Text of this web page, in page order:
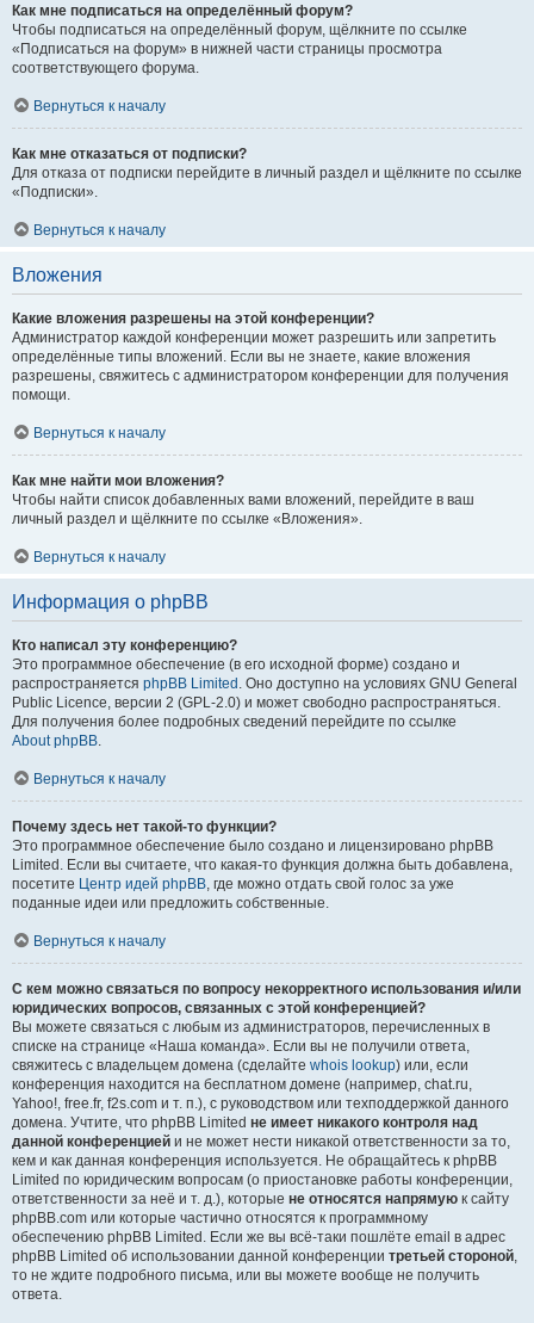
Как мне подписаться на определённый форум?
Чтобы подписаться на определённый форум, щёлкните по ссылке
«Подписаться на форум» в нижней части страницы просмотра
соответствующего форума.
Вернуться к началу
Как мне отказаться от подписки?
Для отказа от подписки перейдите в личный раздел и щёлкните по ссылке
«Подписки».
Вернуться к началу
Вложения
Какие вложения разрешены на этой конференции?
Администратор каждой конференции может разрешить или запретить
определённые типы вложений. Если вы не знаете, какие вложения
разрешены, свяжитесь с администратором конференции для получения
помощи.
Вернуться к началу
Как мне найти мои вложения?
Чтобы найти список добавленных вами вложений, перейдите в ваш
личный раздел и щёлкните по ссылке «Вложения».
Вернуться к началу
Информация о phpBB
Кто написал эту конференцию?
Это программное обеспечение (в его исходной форме) создано и
распространяется phpBB Limited . Оно доступно на условиях GNU General
Public Licence, версии 2 (GPL-2.0) и может свободно распространяться.
Для получения более подробных сведений перейдите по ссылке
About phpBB.
Вернуться к началу
Почему здесь нет такой-то функции?
Это программное обеспечение было создано и лицензировано phpBB
Limited. Если вы считаете, что какая-то функция должна быть добавлена,
посетите Центр идей phpBB, где можно отдать свой голос за уже
поданные идеи или предложить собственные.
Вернуться к началу
С кем можно связаться по вопросу некорректного использования и/или
юридических вопросов, связанных с этой конференцией?
Вы можете связаться с любым из администраторов, перечисленных в
списке на странице «Наша команда». Если вы не получили ответа,
свяжитесь с владельцем домена (сделайте whois lookup) или, если
конференция находится на бесплатном домене (например, chat.ru,
Yahoo!, free.fr, f2s.com и т. п.), с руководством или техподдержкой данного
домена. Учтите, что phpBB Limited не имеет никакого контроля над
данной конференцией и не может нести никакой ответственности за то,
кем и как данная конференция используется. Не обращайтесь к phpBB
Limited по юридическим вопросам (о приостановке работы конференции,
ответственности за неё и т. д.), которые не относятся напрямую к сайту
phpBB.com или которые частично относятся к программному
обеспечению phpBB Limited. Если же вы всё-таки пошлёте email в адрес
phpBB Limited об использовании данной конференции третьей стороной,
то не ждите подробного письма, или вы можете вообще не получить
ответа.